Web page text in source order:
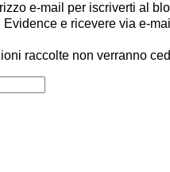
e-mail per iscriverti al
e ricevere via e-
raccolte non verranno